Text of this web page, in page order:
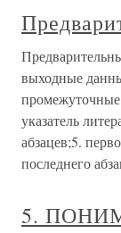
выходные
указатель
абзацев;5.
последнего
5.